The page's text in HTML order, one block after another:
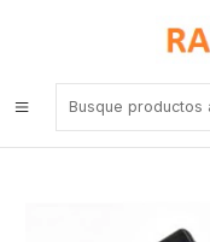
Motorola PMLN7396
altavoz remoto (RSM)